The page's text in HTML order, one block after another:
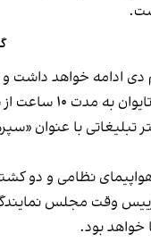
ادامه خواهد داشت
دریایی و هوایی خواهند بود.
با عنوان
هواپیمای نظامی و دو
وقت مجلس نمایندگان
خواهد بود.